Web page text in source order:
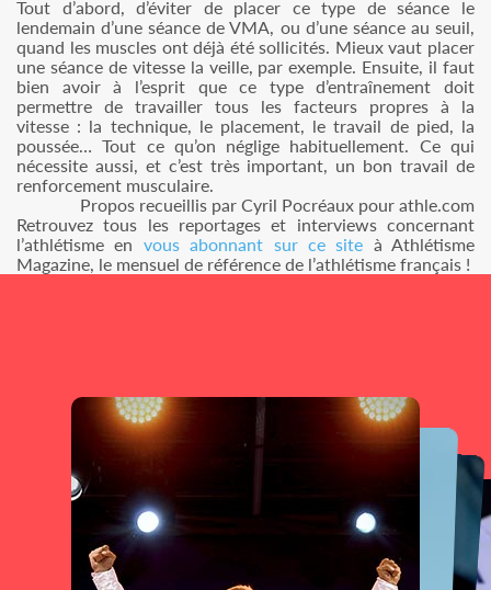
Tout d’abord, d’éviter de placer ce type de séance le
lendemain d’une séance de VMA, ou d’une séance au seuil,
quand les muscles ont déjà été sollicités. Mieux vaut placer
une séance de vitesse la veille, par exemple. Ensuite, il faut
bien avoir à l’esprit que ce type d’entraînement doit
permettre de travailler tous les facteurs propres à la
vitesse : la technique, le placement, le travail de pied, la
poussée… Tout ce qu’on néglige habituellement. Ce qui
nécessite aussi, et c’est très important, un bon travail de
renforcement musculaire.
Propos recueillis par Cyril Pocréaux pour athle.com
Retrouvez tous les reportages et interviews concernant
l’athlétisme en vous abonnant sur ce site à Athlétisme
Magazine, le mensuel de référence de l’athlétisme français !